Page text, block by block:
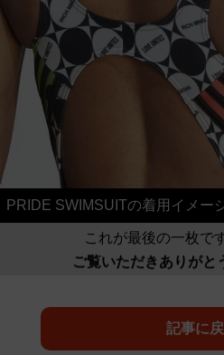
PRIDE SWIMSUITの着用イメー
これが最後の一枚で
ご覧いただきありがと
記事に